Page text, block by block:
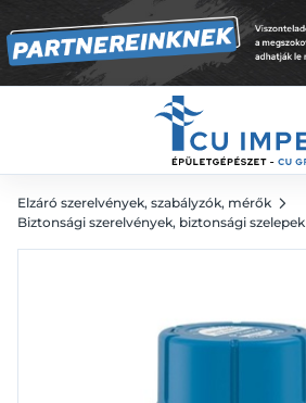
Elzáró szerelvények, szabályzók, mérők
Biztonsági szerelvények, biztonsági szelepek
4 114 Ft